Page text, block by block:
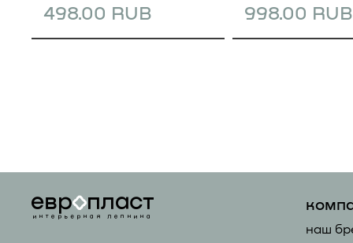
498.00 RUB 998.00 RUB
наш